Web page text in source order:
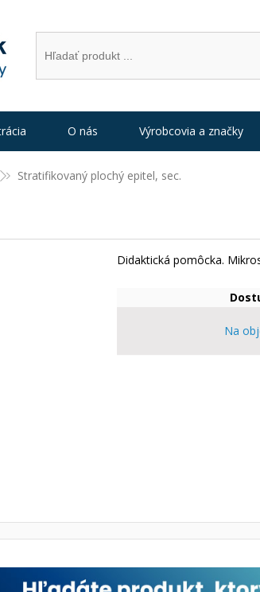
Stratifikovaný plochý epitel, sec.
Didaktická pomôcka.
Na
O nás Výrobcovia a značky